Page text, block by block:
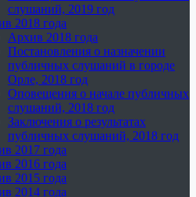
слушаний, 2019 год
2018 года
Архив 2018 года
Постановления о назначении
публичных слушаний в городе
Орле, 2018 год
Оповещения о начале публичных
слушаний, 2018 год
Заключения о результатах
публичных слушаний, 2018 год
2017 года
2016 года
2015 года
2014 года